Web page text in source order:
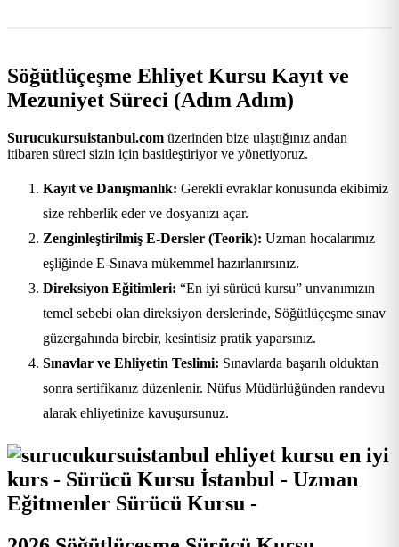
Söğütlüçeşme Ehliyet Kursu Kayıt ve
Mezuniyet Süreci (Adım Adım)
Surucukursuistanbul.com üzerinden bize ulaştığınız andan
itibaren süreci sizin için basitleştiriyor ve yönetiyoruz.
Kayıt ve Danışmanlık: Gerekli evraklar konusunda ekibimiz
size rehberlik eder ve dosyanızı açar.
Zenginleştirilmiş E-Dersler (Teorik): Uzman hocalarımız
eşliğinde E-Sınava mükemmel hazırlanırsınız.
Direksiyon Eğitimleri: “En iyi sürücü kursu” unvanımızın
temel sebebi olan direksiyon derslerinde, Söğütlüçeşme sınav
güzergahında birebir, kesintisiz pratik yaparsınız.
Sınavlar ve Ehliyetin Teslimi: Sınavlarda başarılı olduktan
sonra sertifikanız düzenlenir. Nüfus Müdürlüğünden randevu
alarak ehliyetinize kavuşursunuz.